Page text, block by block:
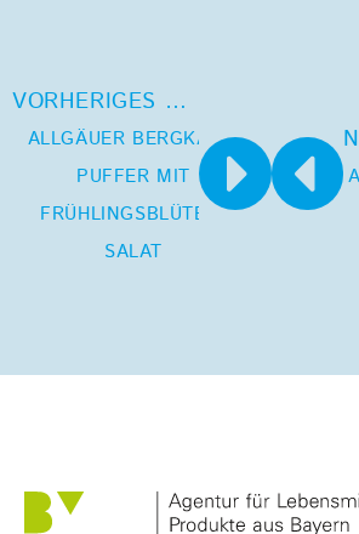
VORHERIGES REZEPT
ALLGÄUER BERGKÄSE-
PUFFER MIT
FRÜHLINGSBLÜTEN-
SALAT